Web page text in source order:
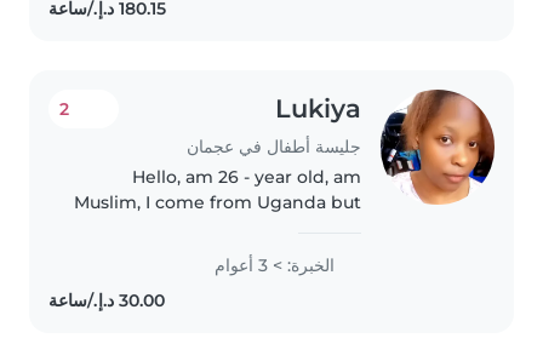
nounou, je cherche de..
Lukiya
جليسة أطفال في عجمان
2
Hello, am 26 - year old, am
Muslim, I come from Uganda but
looking for job as babysitter or
nanny, have experience for
Three years,l can caring for
الخبرة: > 3 أعوام